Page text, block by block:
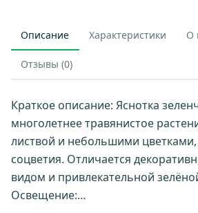
Описание Характеристики О
Отзывы (0)
Краткое описание: Яснотка
многолетнее травянистое
листвой и небольшими
соцветия. Отличается
видом и привлекательной
Освещение:…